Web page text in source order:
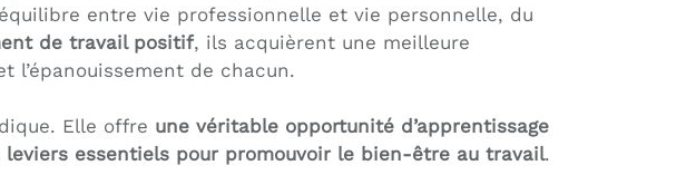
entre vie professionnelle et vie personnelle, du
de travail positif, ils acquièrent une meilleure
de chacun.
Elle offre une véritable opportunité d’apprentissage
essentiels pour promouvoir le bien-être au travail.